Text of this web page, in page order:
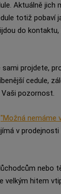
Aktuálně jich
totiž pobaví
do
projdete,
cedule,
pozornost.
"Možná nemáme
v
nebo
velkým hitem